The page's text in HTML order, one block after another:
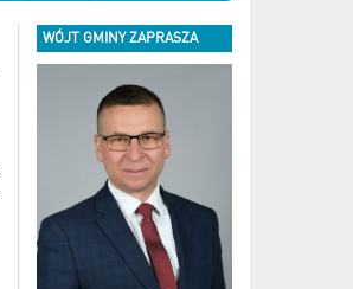
WÓJT GMINY ZAPRASZA